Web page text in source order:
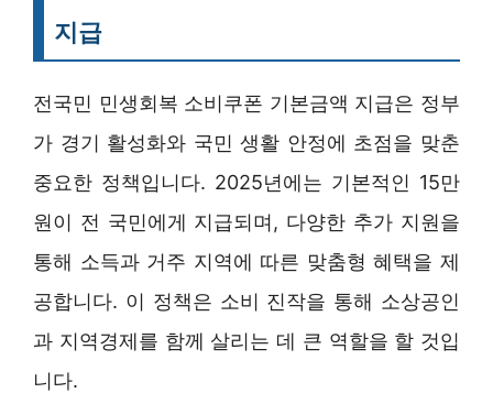
지급
전국민 민생회복 소비쿠폰 기본금액 지급은 정부
가 경기 활성화와 국민 생활 안정에 초점을 맞춘
중요한 정책입니다. 2025년에는 기본적인 15만
원이 전 국민에게 지급되며, 다양한 추가 지원을
통해 소득과 거주 지역에 따른 맞춤형 혜택을 제
공합니다. 이 정책은 소비 진작을 통해 소상공인
과 지역경제를 함께 살리는 데 큰 역할을 할 것입
니다.